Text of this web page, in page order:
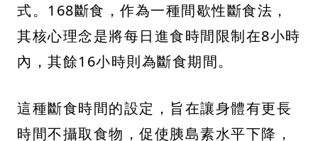
式。168斷食，作為一種間歇性斷食法，
其核心理念是將每日進食時間限制在8小時
內，其餘16小時則為斷食期間。
這種斷食時間的設定，旨在讓身體有更長
時間不攝取食物，促使胰島素水平下降，